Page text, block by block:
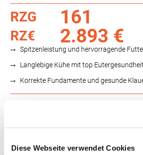
Diese Webseite verwendet Cookies
RZG 161
RZ€ 2.893 €
Spitzenleistung und hervorragende
Langlebige Kühe mit top Eutergesundheit
Korrekte Fundamente und gesunde
88 100
RZS